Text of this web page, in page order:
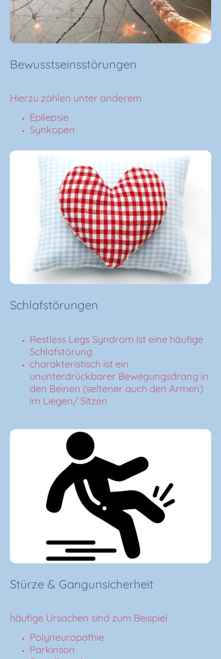
Bewusstseinsstörungen
Hierzu zählen unter anderem
Epilepsie
Synkopen
Schlafstörungen
Restless Legs Syndrom ist eine häufige
Schlafstörung
charakteristisch ist ein
ununterdrückbarer Bewegungsdrang in
den Beinen (seltener auch den Armen)
im Liegen/ Sitzen
Stürze & Gangunsicherheit
häufige Ursachen sind zum Beispiel
Polyneuropathie
Parkinson